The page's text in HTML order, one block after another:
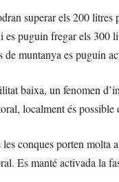
superar els 200 litres
puguin fregar els 300
muntanya es puguin
baixa, un fenomen
localment és possible
conques porten molta
Es manté activada la